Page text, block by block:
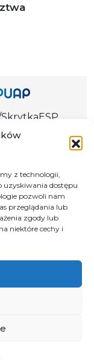
z technologii,
uzyskiwania dostępu
pozwoli nam
przeglądania lub
zgody lub
niektóre cechy i